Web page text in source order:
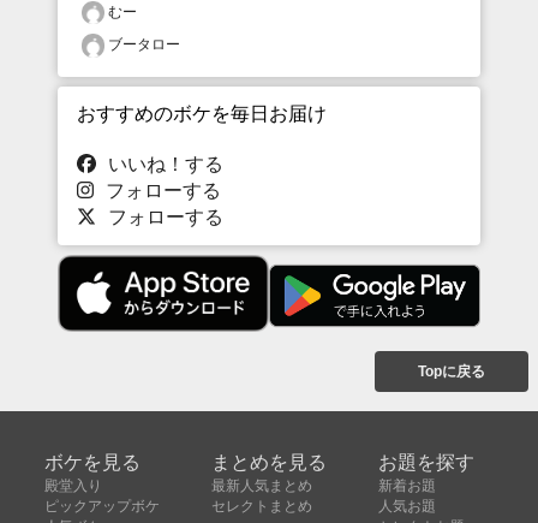
むー
ブータロー
おすすめのボケを毎日お届け
いいね！する
フォローする
フォローする
Topに戻る
ボケを見る
殿堂入り
ピックアップボケ
まとめを見る
最新人気まとめ
セレクトまとめ
お題を探す
新着お題
人気お題